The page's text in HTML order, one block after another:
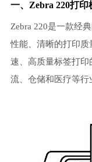
一、Zebra 220打印
Zebra 220是一款经
性能、清晰的打印
速、高质量标签打
流、仓储和医疗等行